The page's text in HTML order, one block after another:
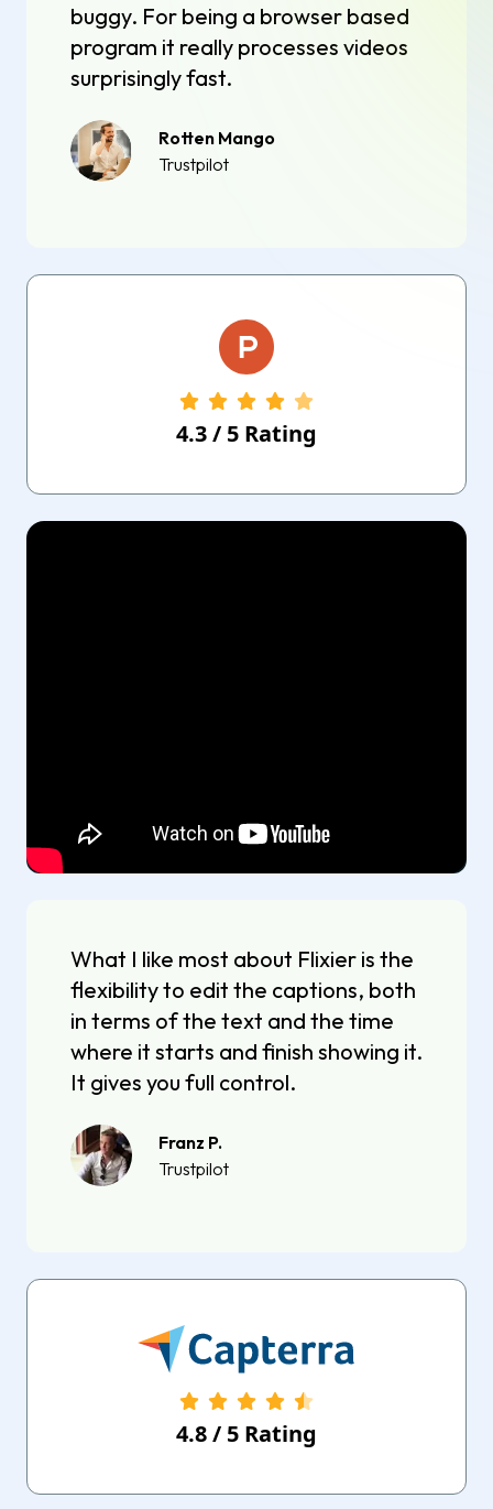
buggy. For being a browser based
program it really processes videos
surprisingly fast.
Rotten Mango
Trustpilot
4.3/ 5 Rating
What I like most about Flixier is the
flexibility to edit the captions, both
in terms of the text and the time
where it starts and finish showing it.
It gives you full control.
Franz P.
Trustpilot
4.8/ 5 Rating